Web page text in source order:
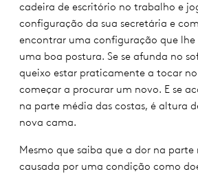
cadeira de escritório no trabalho e
configuração da sua secretária e
encontrar uma configuração que
uma boa postura. Se se afunda no
queixo estar praticamente a tocar
começar a procurar um novo. E se
na parte média das costas, é altura
nova cama.
Mesmo que saiba que a dor na parte
causada por uma condição como